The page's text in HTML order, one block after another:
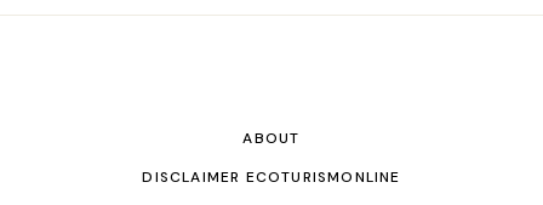
ABOUT
DISCLAIMER ECOTURISMONLINE